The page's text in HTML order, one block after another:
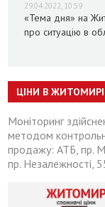
29.04.2022, 10:59
«Тема дня» на
про ситуацію в
ЦІНИ В ЖИТОМИРІ
Моніторинг
методом
продажу: АТБ, пр.
пр. Незалежності,